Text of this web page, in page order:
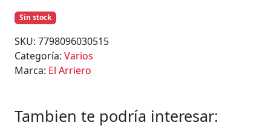
Sin stock
SKU: 7798096030515
Categoría: Varios
Marca: El Arriero
Tambien te podría interesar: